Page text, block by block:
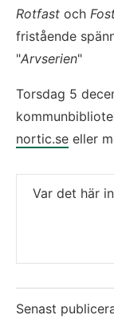
Rotfast och
fristående
"Arvserien"
Torsdag 5
nortic.se eller
Var det här
Senast